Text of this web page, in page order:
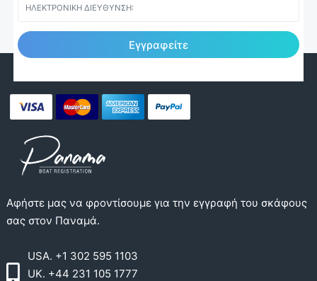
Εγγραφείτε
Αφήστε μας να φροντίσουμε για την εγγραφή του σκάφους
σας στον Παναμά.
USA. +1 302 595 1103
UK. +44 231 105 1777